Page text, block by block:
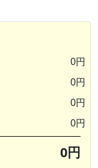
0円
0円
0円
0円
0円